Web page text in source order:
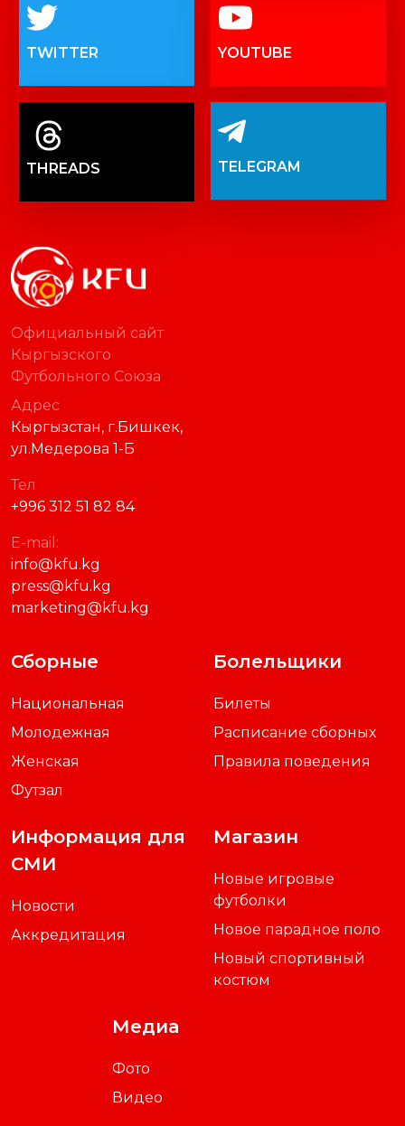
TWITTER YOUTUBE
THREADS TELEGRAM
Официальный сайт
Кыргызского
Футбольного Союза
Адрес
Кыргызстан, г.Бишкек,
ул.Медерова 1-Б
Тел
+996 312 51 82 84
E-mail:
info@kfu.kg
press@kfu.kg
marketing@kfu.kg
Сборные
Национальная
Молодежная
Женская
Футзал
Болельщики
Билеты
Расписание сборных
Правила поведения
Информация для
СМИ
Новости
Аккредитация
Магазин
Новые игровые
футболки
Новое парадное поло
Новый спортивный
костюм
Медиа
Фото
Видео